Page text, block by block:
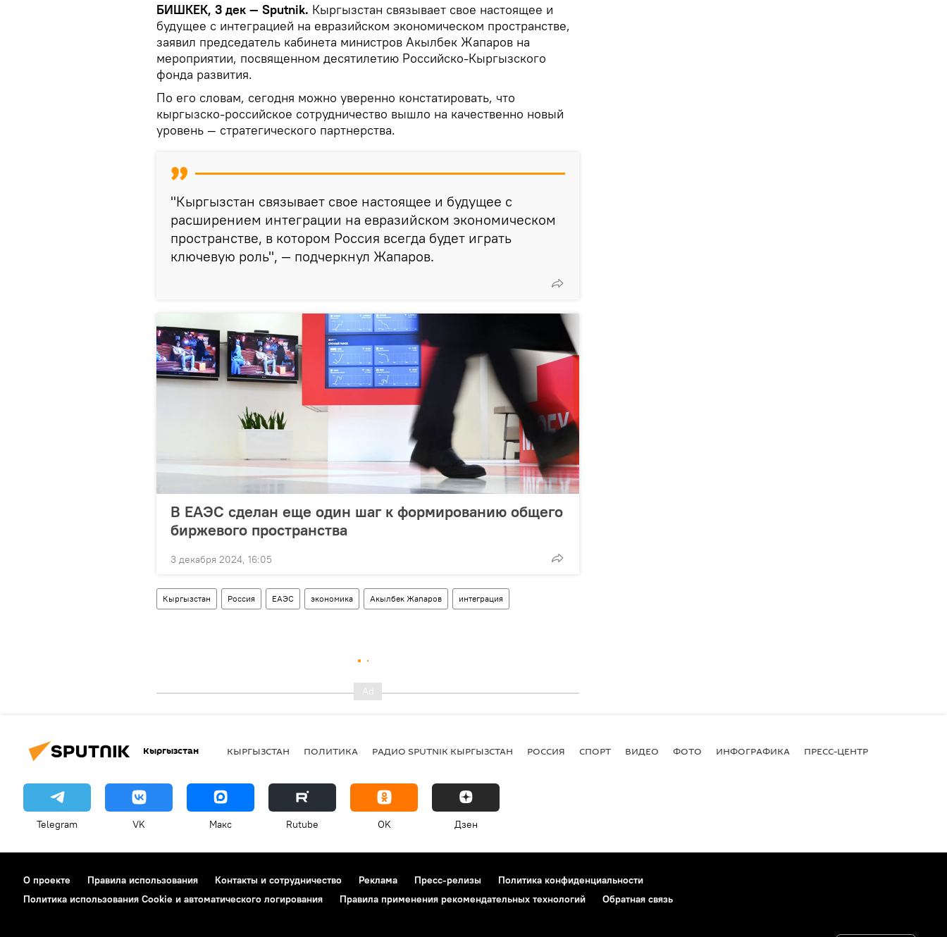
БИШКЕК, 3 дек — Sputnik. Кыргызстан связывает свое настоящее и
будущее с интеграцией на евразийском экономическом пространстве,
заявил председатель кабинета министров Акылбек Жапаров на
мероприятии, посвященном десятилетию Российско-Кыргызского
фонда развития.
По его словам, сегодня можно уверенно констатировать, что
кыргызско-российское сотрудничество вышло на качественно новый
уровень — стратегического партнерства.
"Кыргызстан связывает свое настоящее и будущее с
расширением интеграции на евразийском экономическом
пространстве, в котором Россия всегда будет играть
ключевую роль", — подчеркнул Жапаров.
В ЕАЭС сделан еще один шаг к формированию общего
биржевого пространства
3 декабря 2024, 16:05
Кыргызстан Россия ЕАЭС экономика Акылбек Жапаров интеграция
Кыргызстан КЫРГЫЗСТАН ПОЛИТИКА РАДИО SPUTNIK КЫРГЫЗСТАН РОССИЯ СПОРТ ВИДЕО ФОТО ИНФОГРАФИКА ПРЕСС-ЦЕНТР
Telegram VK Макс Rutube OK Дзен
О проекте Правила использования Контакты и сотрудничество Реклама Пресс-релизы
Политика конфиденциальности
Политика использования Cookie и автоматического логирования
Правила применения рекомендательных технологий Обратная связь